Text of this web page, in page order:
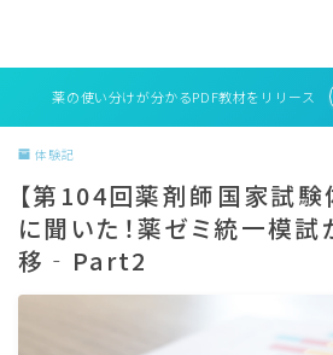
薬の使い分けが分かるPDF教材をリリース
体験記
【第104回薬剤師国家試験
に聞いた！薬ゼミ統一模試
移‐Part2